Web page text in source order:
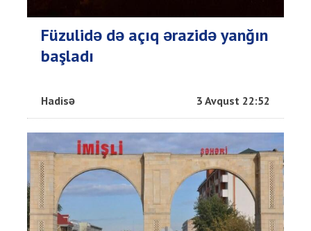
Füzulidə də açıq ərazidə yanğın
başladı
Hadisə 3 Avqust 22:52